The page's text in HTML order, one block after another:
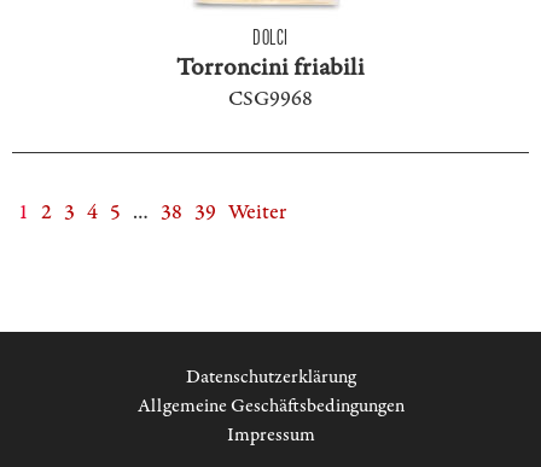
DOLCI
Torroncini friabili
CSG9968
1 2 3 4 5 … 38 39 Weiter
Datenschutzerklärung
Allgemeine Geschäftsbedingungen
Impressum